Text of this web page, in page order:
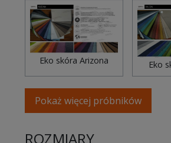
Eko skóra Arizona Eko
Pokaż więcej próbników
ROZMIARY